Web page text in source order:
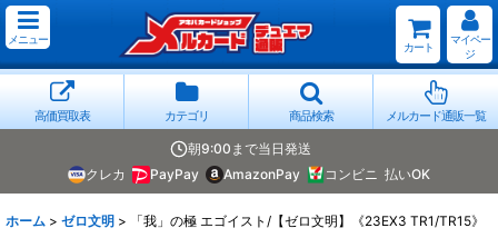
メニュー
カート
マイペー
ジ
高価買取表 カテゴリ 商品検索 メルカード通販一覧
朝9:00まで当日発送
クレカ
PayPay AmazonPay コンビニ 払いOK
ホーム > ゼロ文明 > 「我」の極 エゴイスト/【ゼロ文明】《23EX3 TR1/TR15》